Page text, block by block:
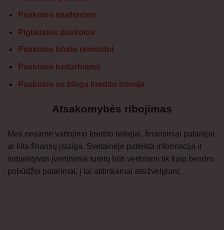
Paskolos studentam
Pigiausios paskolos
Paskolos būsto remontui
Paskolos bedarbiams
Paskolos su bloga kredito istorija
Atsakomybės ribojimas
Mes nesame vartojimo kredito teikėjai, finansiniai patarėjai
ar kita finansų įstaiga. Svetainėje pateikta informacija ir
subjektyvūs įvertinimai turėtų būti vertinami tik kaip bendro
pobūdžio patarimai, į tai atitinkamai atsižvelgiant.